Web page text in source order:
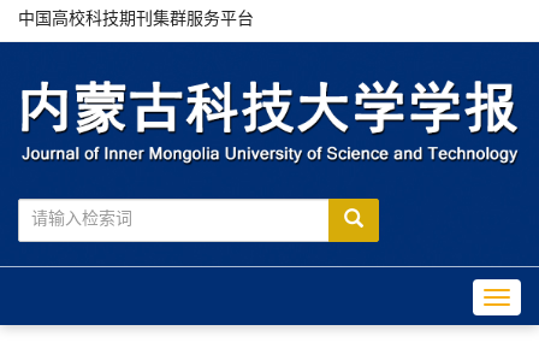
中国高校科技期刊集群服务平台